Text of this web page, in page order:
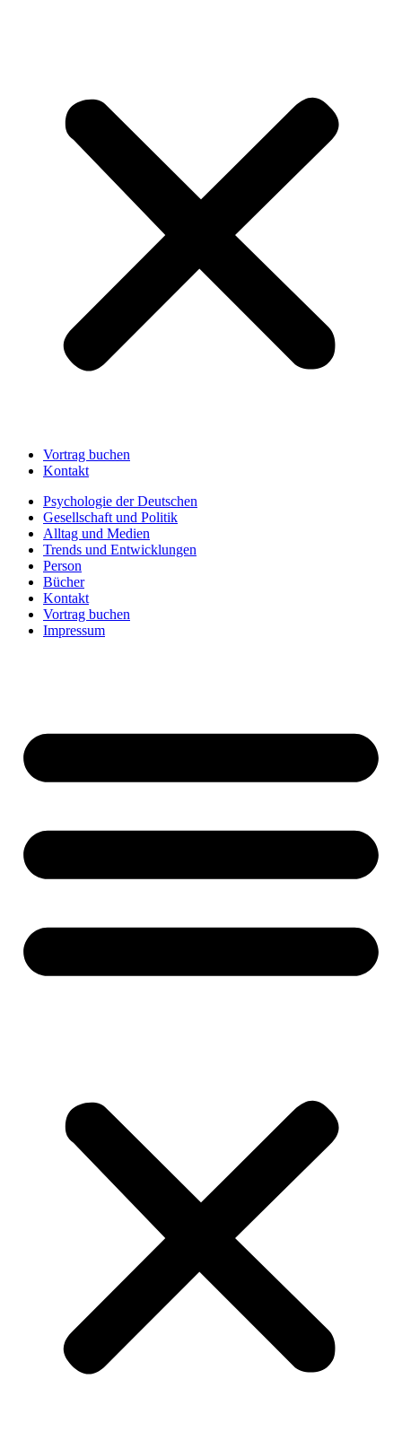
Vortrag buchen
Kontakt
Psychologie der Deutschen
Gesellschaft und Politik
Alltag und Medien
Trends und Entwicklungen
Person
Bücher
Kontakt
Vortrag buchen
Impressum